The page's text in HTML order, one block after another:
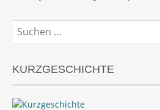
Suchen
nach:
KURZGESCHICHTE